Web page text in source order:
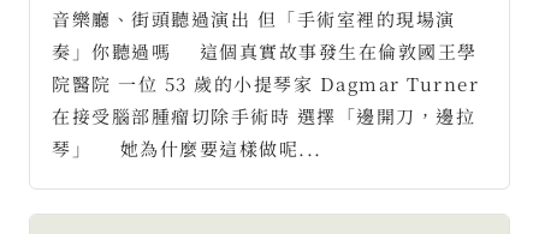
音樂廳、街頭聽過演出 但「手術室裡的現場演
奏」你聽過嗎 ⠀ 這個真實故事發生在倫敦國王學
院醫院 一位 53 歲的小提琴家 Dagmar Turner
在接受腦部腫瘤切除手術時 選擇「邊開刀，邊拉
琴」 ⠀ 她為什麼要這樣做呢...